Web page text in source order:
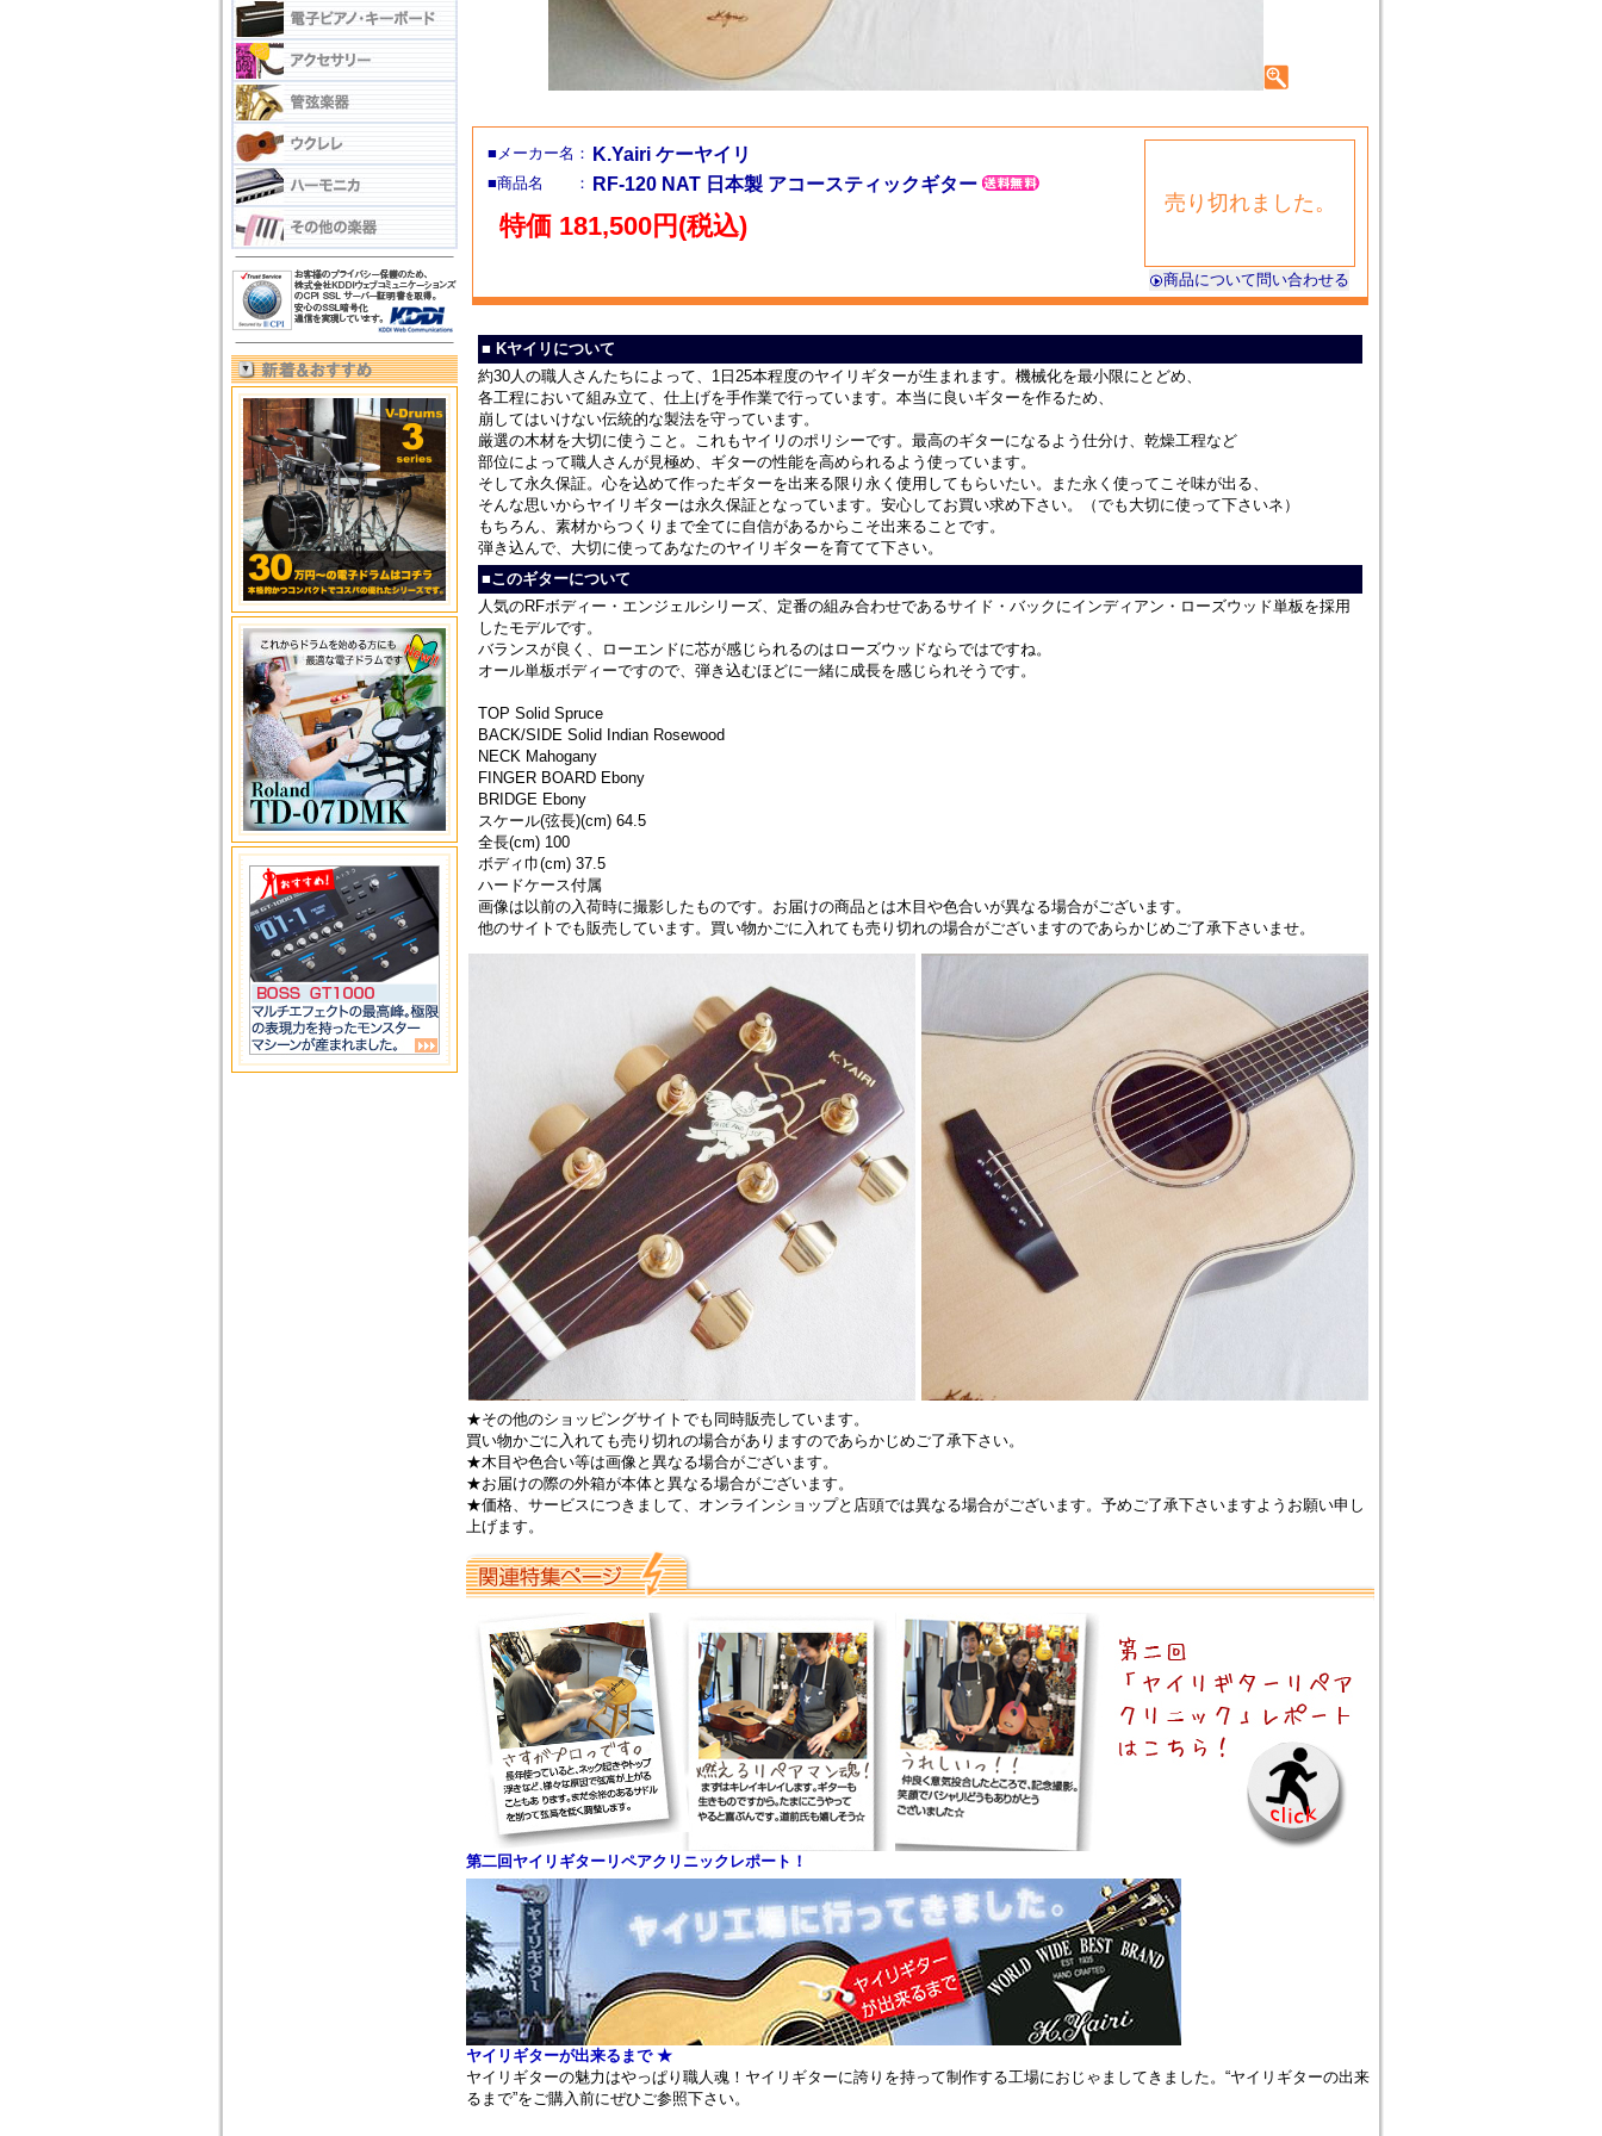
売り切れました。
商品について問い合わせる
■メーカー名： K.Yairi ケーヤイリ
■商品名 ： RF-120 NAT 日本製 アコースティックギター
特価 181,500円(税込)
■ Kヤイリについて
約30人の職人さんたちによって、1日25本程度のヤイリギターが生まれます。機械化を最小限にとどめ、
各工程において組み立て、仕上げを手作業で行っています。本当に良いギターを作るため、
崩してはいけない伝統的な製法を守っています。
厳選の木材を大切に使うこと。これもヤイリのポリシーです。最高のギターになるよう仕分け、乾燥工程など
部位によって職人さんが見極め、ギターの性能を高められるよう使っています。
そして永久保証。心を込めて作ったギターを出来る限り永く使用してもらいたい。また永く使ってこそ味が出る、
そんな思いからヤイリギターは永久保証となっています。安心してお買い求め下さい。（でも大切に使って下さいネ）
もちろん、素材からつくりまで全てに自信があるからこそ出来ることです。
弾き込んで、大切に使ってあなたのヤイリギターを育てて下さい。
■このギターについて
人気のRFボディー・エンジェルシリーズ、定番の組み合わせであるサイド・バックにインディアン・ローズウッド単板を採用
したモデルです。
バランスが良く、ローエンドに芯が感じられるのはローズウッドならではですね。
オール単板ボディーですので、弾き込むほどに一緒に成長を感じられそうです。
TOP Solid Spruce
BACK/SIDE Solid Indian Rosewood
NECK Mahogany
FINGER BOARD Ebony
BRIDGE Ebony
スケール(弦長)(cm) 64.5
全長(cm) 100
ボディ巾(cm) 37.5
ハードケース付属
画像は以前の入荷時に撮影したものです。お届けの商品とは木目や色合いが異なる場合がございます。
他のサイトでも販売しています。買い物かごに入れても売り切れの場合がございますのであらかじめご了承下さいませ。
★その他のショッピングサイトでも同時販売しています。
買い物かごに入れても売り切れの場合がありますのであらかじめご了承下さい。
★木目や色合い等は画像と異なる場合がございます。
★お届けの際の外箱が本体と異なる場合がございます。
★価格、サービスにつきまして、オンラインショップと店頭では異なる場合がございます。予めご了承下さいますようお願い申し
上げます。
第二回ヤイリギターリペアクリニックレポート！
ヤイリギターが出来るまで ★
ヤイリギターの魅力はやっぱり職人魂！ヤイリギターに誇りを持って制作する工場におじゃましてきました。“ヤイリギターの出来
るまで”をご購入前にぜひご参照下さい。